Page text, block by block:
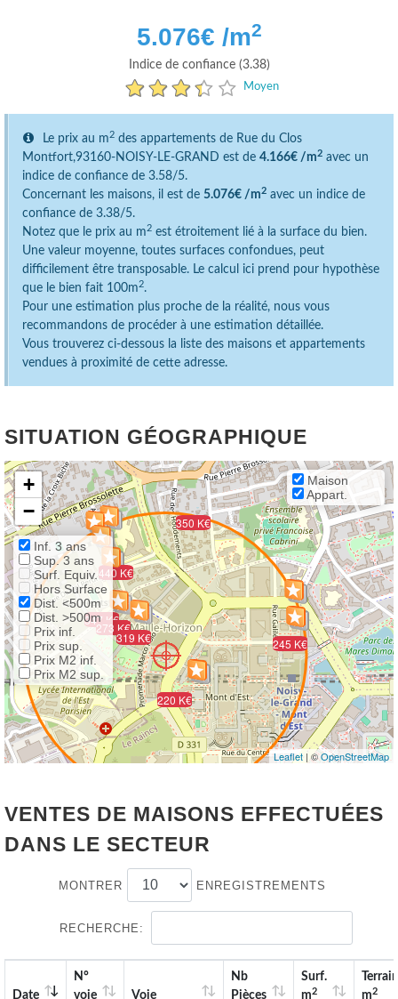
5.076€ /m2
Indice de confiance (3.38)
Moyen
Le prix au m 2 des appartements de Rue du Clos
Montfort,93160-NOISY-LE-GRAND est de 4.166€ /m2 avec un
indice de confiance de 3.58/5.
Concernant les maisons, il est de 5.076€ /m2 avec un indice de
confiance de 3.38/5.
Notez que le prix au m 2 est étroitement lié à la surface du bien.
Une valeur moyenne, toutes surfaces confondues, peut
difficilement être transposable. Le calcul ici prend pour hypothèse
que le bien fait 100m 2.
Pour une estimation plus proche de la réalité, nous vous
recommandons de procéder à une estimation détaillée.
Vous trouverez ci-dessous la liste des maisons et appartements
vendues à proximité de cette adresse.
SITUATION GÉOGRAPHIQUE
347 K€
222 K€
214 K€
172 K€
350 K€
319 K€ 245 K€
440 K€
295 K€
220 K€
273 K€
+
−
Inf. 3 ans
Sup. 3 ans
Surf. Equiv.
Hors Surface
Dist. <500m
Dist. >500m
Prix inf.
Prix sup.
Prix M2 inf.
Prix M2 sup.
Maison
Appart.
Leaflet | ©OpenStreetMap
VENTES DE MAISONS EFFECTUÉES
DANS LE SECTEUR
MONTRER ENREGISTREMENTS
RECHERCHE:
Date
N°
voie
Voie
Nb
Pièces
Surf.
m2
Terrain
m2